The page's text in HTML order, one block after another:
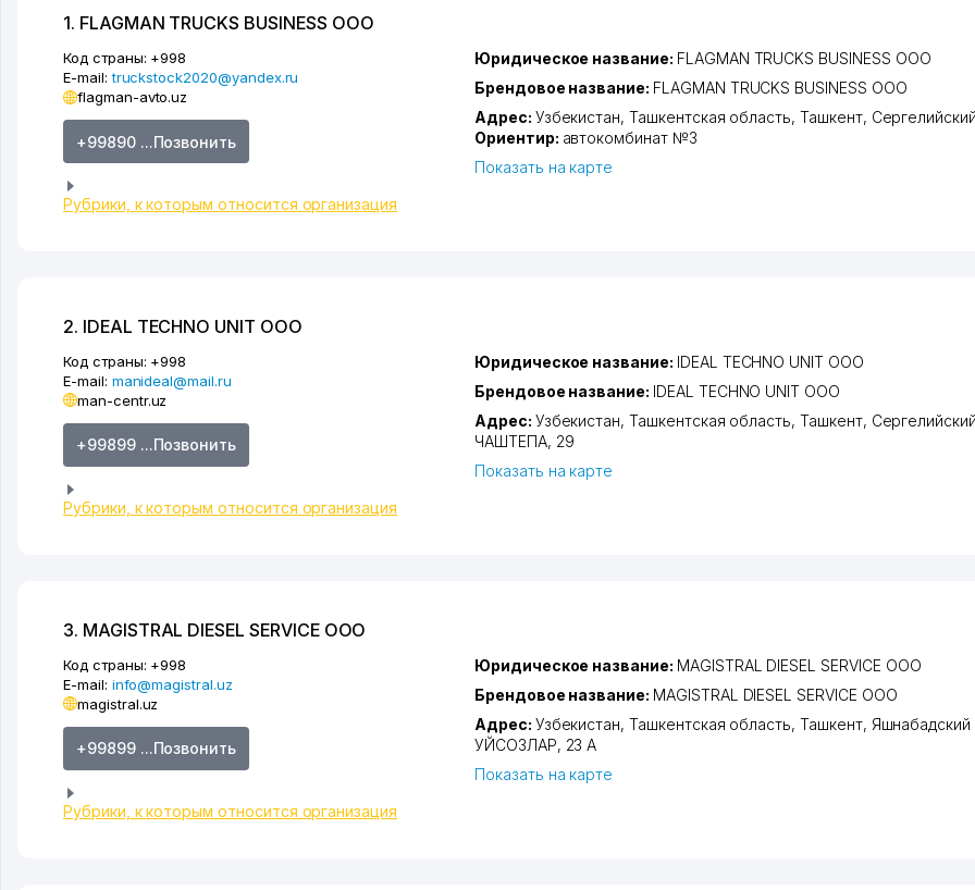
1. FLAGMAN TRUCKS BUSINESS ООО
Код страны: +998
E-mail:truckstock2020@yandex.ru
flagman-avto.uz
+99890 ...Позвонить
Рубрики, к которым относится организация
Юридическое название: FLAGMAN TRUCKS BUSINESS ООО
Брендовое название: FLAGMAN TRUCKS BUSINESS ООО
Адрес: Узбекистан,Ташкентская область,Ташкент,
Ориентир: автокомбинат №3
Показать на карте
2. IDEAL TECHNO UNIT ООО
Код страны: +998
E-mail: manideal@mail.ru
man-centr.uz
+99899 ...Позвонить
Рубрики, к которым относится организация
Юридическое название: IDEAL TECHNO UNIT ООО
Брендовое название: IDEAL TECHNO UNIT ООО
Адрес: Узбекистан,Ташкентская область,Ташкент,
ЧАШТЕПА, 29
Показать на карте
3. MAGISTRAL DIESEL SERVICE ООО
Код страны: +998
E-mail: info@magistral.uz
magistral.uz
+99899 ...Позвонить
Рубрики, к которым относится организация
Юридическое название: MAGISTRAL DIESEL SERVICE ООО
Брендовое название: MAGISTRAL DIESEL SERVICE ООО
Адрес: Узбекистан,Ташкентская область,Ташкент, Яшнабадский
УЙСОЗЛАР, 23 А
Показать на карте